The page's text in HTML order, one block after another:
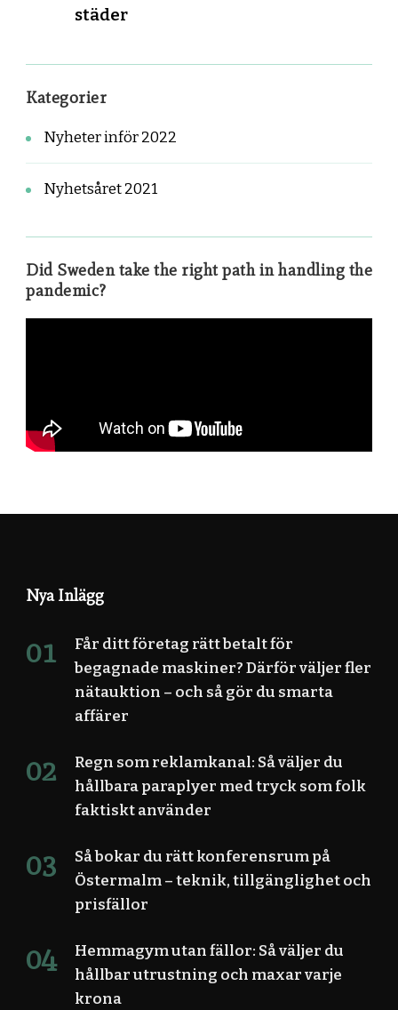
städer
Kategorier
Nyheter inför 2022
Nyhetsåret 2021
Did Sweden take the right path in handling the
pandemic?
Nya Inlägg
Får ditt företag rätt betalt för
begagnade maskiner? Därför väljer fler
nätauktion – och så gör du smarta
affärer
Regn som reklamkanal: Så väljer du
hållbara paraplyer med tryck som folk
faktiskt använder
Så bokar du rätt konferensrum på
Östermalm – teknik, tillgänglighet och
prisfällor
Hemmagym utan fällor: Så väljer du
hållbar utrustning och maxar varje
krona